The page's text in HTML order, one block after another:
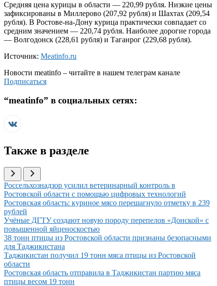
Средняя цена курицы в области — 220,99 рубля. Низкие цены
зафиксированы в Миллерово (207,92 рубля) и Шахтах (209,54
рубля). В Ростове-на-Дону курица практически совпадает со
средним значением — 220,74 рубля. Наиболее дорогие города
— Волгодонск (228,61 рубля) и Таганрог (229,68 рубля).
Источник: Meatinfo.ru
Новости meatinfo – читайте в нашем телеграм канале
Подписаться
“meatinfo” в социальных сетях:
Также в разделе
Иллюстрация новости
Россельхознадзор усилил ветеринарный контроль в
Ростовской области с помощью цифровых технологий
Иллюстрация новости
Ростовская область: куриное мясо перешагнуло отметку в 239
рублей
Иллюстрация новости
Учёные ДГТУ создают новую породу перепелов «Донской» с
повышенной яйценоскостью
Иллюстрация новости
38 тонн птицы из Ростовской области признаны безопасными
для Таджикистана
Иллюстрация новости
Таджикистан получил 19 тонн мяса птицы из Ростовской
области
Иллюстрация новости
Ростовская область отправила в Таджикистан партию мяса
птицы весом 19 тонн